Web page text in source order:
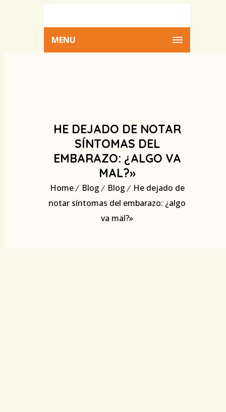
MENU
HE DEJADO DE NOTAR
SÍNTOMAS DEL
EMBARAZO: ¿ALGO VA
MAL?»
Home Blog Blog
He dejado de
notar síntomas del embarazo: ¿algo
va mal?»